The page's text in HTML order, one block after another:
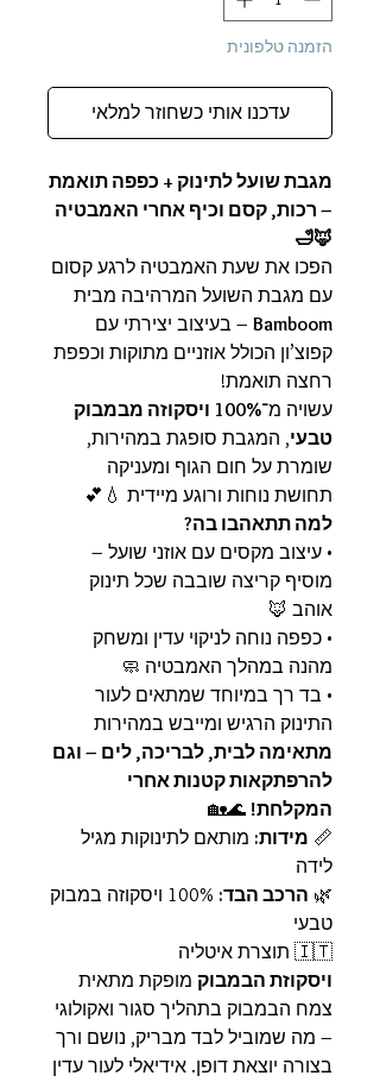
הזמנה טלפונית
עדכנו אותי כשחוזר למלאי
מגבת שועל לתינוק + כפפה תואמת
– רכות, קסם וכיף אחרי האמבטיה
🦊🛁
הפכו את שעת האמבטיה לרגע קסום
עם מגבת השועל המרהיבה מבית
Bamboom – בעיצוב יצירתי עם
קפוצ’ון הכולל אוזניים מתוקות וכפפת
רחצה תואמת!
עשויה מ־
100% ויסקוזה מבמבוק
טבעי, המגבת סופגת במהירות,
שומרת על חום הגוף ומעניקה
תחושת נוחות ורוגע מיידית 💧💕
למה תתאהבו בה?
• עיצוב מקסים עם אוזני שועל –
מוסיף קריצה שובבה שכל תינוק
אוהב 🦊
• כפפה נוחה לניקוי עדין ומשחק
מהנה במהלך האמבטיה 🧼
• בד רך במיוחד שמתאים לעור
התינוק הרגיש ומייבש במהירות
מתאימה לבית, לבריכה, לים – וגם
להרפתקאות קטנות אחרי
המקלחת! 🌊🏡
📏 מידות: מותאם לתינוקות מגיל
לידה
🌿 הרכב הבד:
100% ויסקוזה במבוק
טבעי
🇮🇹 תוצרת איטליה
ויסקוזת הבמבוק מופקת מתאית
צמח הבמבוק בתהליך סגור ואקולוגי
– מה שמוביל לבד מבריק, נושם ורך
בצורה יוצאת דופן. אידיאלי לעור עדין